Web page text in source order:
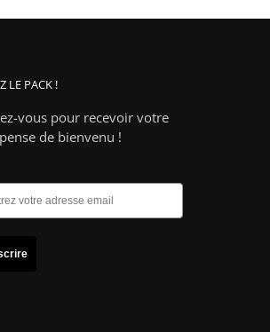
LE PACK !
vous pour recevoir votre
de bienvenu !